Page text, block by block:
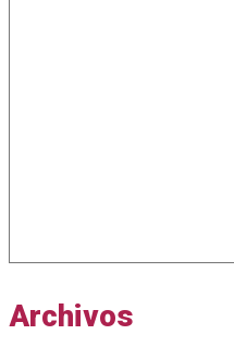
Archivos